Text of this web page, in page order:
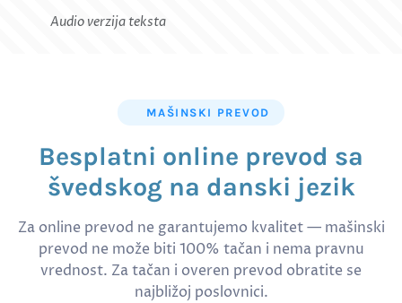
Audio verzija teksta
MAŠINSKI PREVOD
Besplatni online prevod sa
švedskog na danski jezik
Za online prevod ne garantujemo kvalitet — mašinski
prevod ne može biti 100% tačan i nema pravnu
vrednost. Za tačan i overen prevod obratite se
najbližoj poslovnici.